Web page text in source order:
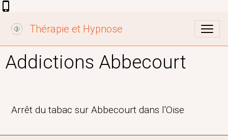
Thérapie et Hypnose
Addictions Abbecourt
Arrêt du tabac sur Abbecourt dans l'Oise